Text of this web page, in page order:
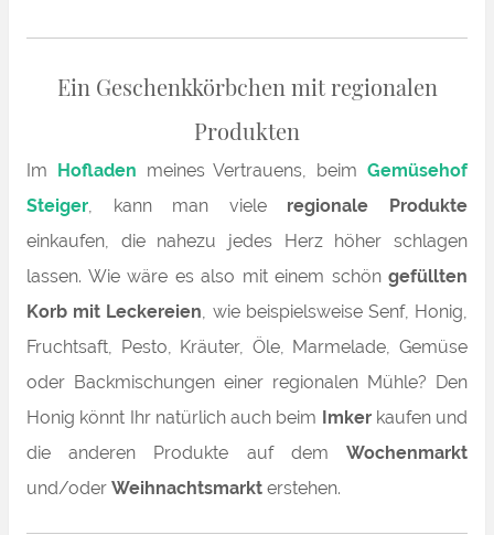
Ein Geschenkkörbchen mit regionalen
Produkten
Im Hofladen meines Vertrauens, beimGemüsehof
Steiger, kann man viele regionale Produkte
einkaufen, die nahezu jedes Herz höher schlagen
lassen. Wie wäre es also mit einem schön gefüllten
Korb mit Leckereien, wie beispielsweise Senf, Honig,
Fruchtsaft, Pesto, Kräuter, Öle, Marmelade, Gemüse
oder Backmischungen einer regionalen Mühle? Den
Honig könnt Ihr natürlich auch beim Imkerkaufen und
die anderen Produkte auf dem Wochenmarkt
und/oder Weihnachtsmarkt erstehen.